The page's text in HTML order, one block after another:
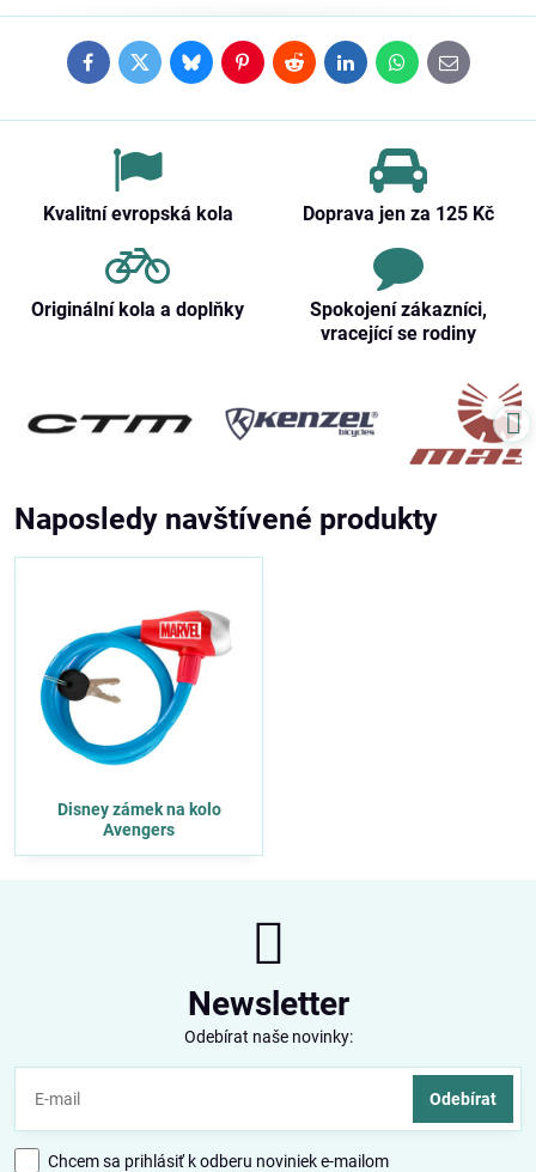
FacebookTwitterBlueskyPinterestRedditLinkedInWhatsApp
E-
mail
Kvalitní evropská kola Doprava jen za 125 Kč
Originální kola a doplňky
Spokojení zákazníci,
vracející se rodiny
Naposledy navštívené produkty
Disney zámek na kolo
Avengers
Newsletter
Odebírat naše novinky:
Odebírat
Chcem sa prihlásiť k odberu noviniek e-mailom